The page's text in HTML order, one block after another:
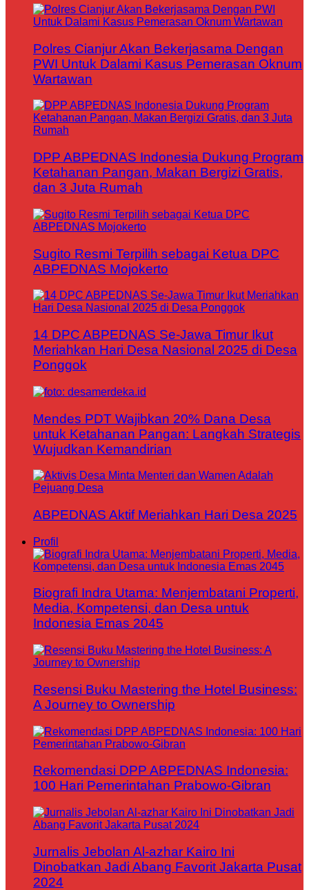
Polres Cianjur Akan Bekerjasama Dengan
PWI Untuk Dalami Kasus Pemerasan Oknum
Wartawan
DPP ABPEDNAS Indonesia Dukung Program
Ketahanan Pangan, Makan Bergizi Gratis,
dan 3 Juta Rumah
Sugito Resmi Terpilih sebagai Ketua DPC
ABPEDNAS Mojokerto
14 DPC ABPEDNAS Se-Jawa Timur Ikut
Meriahkan Hari Desa Nasional 2025 di Desa
Ponggok
Mendes PDT Wajibkan 20% Dana Desa
untuk Ketahanan Pangan: Langkah Strategis
Wujudkan Kemandirian
ABPEDNAS Aktif Meriahkan Hari Desa 2025
Profil
Biografi Indra Utama: Menjembatani Properti,
Media, Kompetensi, dan Desa untuk
Indonesia Emas 2045
Resensi Buku Mastering the Hotel Business:
A Journey to Ownership
Rekomendasi DPP ABPEDNAS Indonesia:
100 Hari Pemerintahan Prabowo-Gibran
Jurnalis Jebolan Al-azhar Kairo Ini
Dinobatkan Jadi Abang Favorit Jakarta Pusat
2024